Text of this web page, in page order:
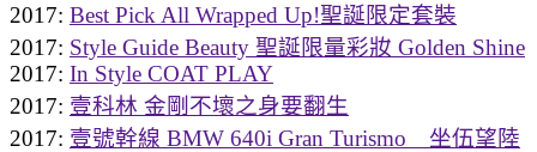
2017: Best Pick All Wrapped Up!聖誕限定套裝
2017: Style Guide Beauty 聖誕限量彩妝 Golden Shine
2017: In Style COAT PLAY
2017: 壹科林 金剛不壞之身要翻生
2017: 壹號幹線 BMW 640i Gran Turismo 坐伍望陸